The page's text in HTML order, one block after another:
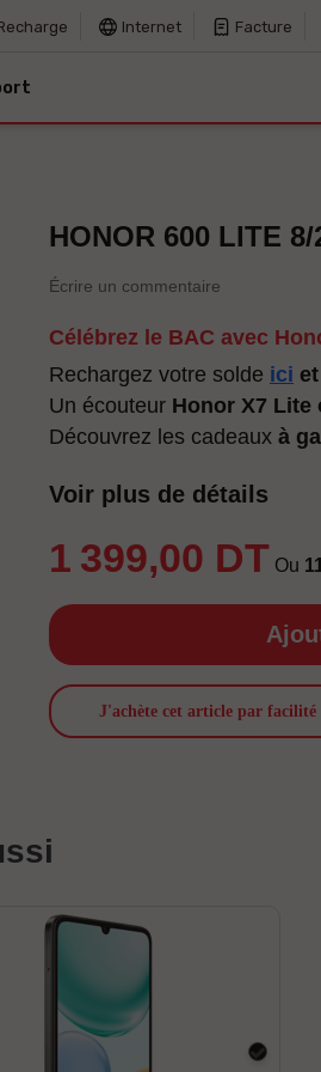
Internet Facture
HONOR 600 LITE
Écrire un commentaire
Célébrez le BAC avec
Rechargez votre solde ici
Un écouteur Honor X7 Lite
Découvrez les cadeaux à
Voir plus de détails
1 399,00 DT Ou
J'achète cet article par facilité
Noir